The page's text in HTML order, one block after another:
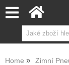
Home Zimní